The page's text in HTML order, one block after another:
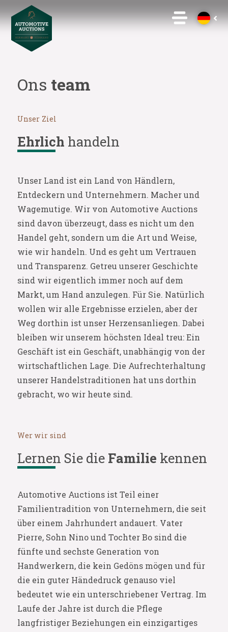
Ons team
Unser Ziel
Ehrlich handeln
Unser Land ist ein Land von Händlern,
Entdeckern und Unternehmern. Macher und
Wagemutige. Wir von Automotive Auctions
sind davon überzeugt, dass es nicht um den
Handel geht, sondern um die Art und Weise,
wie wir handeln. Und es geht um Vertrauen
und Transparenz. Getreu unserer Geschichte
sind wir eigentlich immer noch auf dem
Markt, um Hand anzulegen. Für Sie. Natürlich
wollen wir alle Ergebnisse erzielen, aber der
Weg dorthin ist unser Herzensanliegen. Dabei
bleiben wir unserem höchsten Ideal treu: Ein
Geschäft ist ein Geschäft, unabhängig von der
wirtschaftlichen Lage. Die Aufrechterhaltung
unserer Handelstraditionen hat uns dorthin
gebracht, wo wir heute sind.
Wer wir sind
Lernen Sie die Familie kennen
Automotive Auctions ist Teil einer
Familientradition von Unternehmern, die seit
über einem Jahrhundert andauert. Vater
Pierre, Sohn Nino und Tochter Bo sind die
fünfte und sechste Generation von
Handwerkern, die kein Gedöns mögen und für
die ein guter Händedruck genauso viel
bedeutet wie ein unterschriebener Vertrag. Im
Laufe der Jahre ist durch die Pflege
langfristiger Beziehungen ein einzigartiges